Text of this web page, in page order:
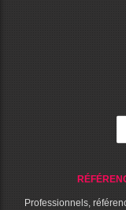
Professionnels,